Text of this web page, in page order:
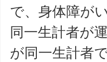
で、身体障が
同一生計者が
が同一生計者